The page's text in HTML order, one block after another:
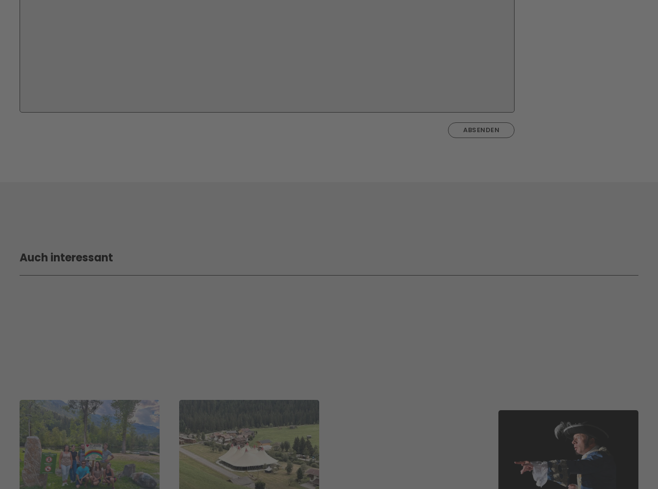
ABSENDEN
Auch interessant